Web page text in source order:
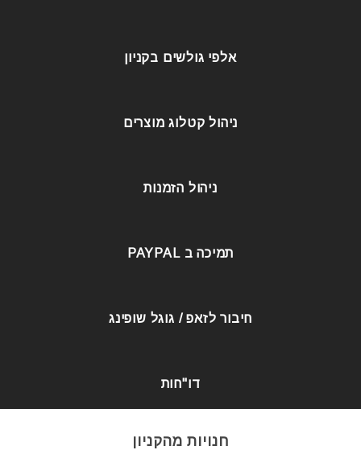
אלפי גולשים בקניון
ניהול קטלוג מוצרים
ניהול הזמנות
תמיכה ב PAYPAL
חיבור לזאפ / גוגל שופינג
דו"חות
חנויות מהקניון